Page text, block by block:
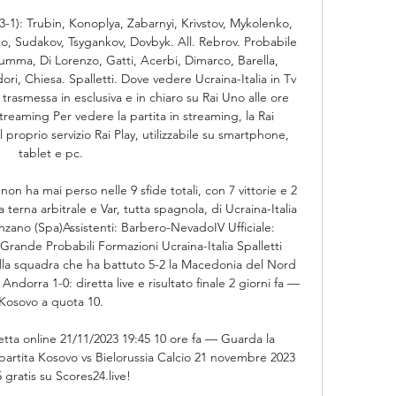
1): Trubin, Konoplya, Zabarnyi, Krivstov, Mykolenko,
Sudakov, Tsygankov, Dovbyk. All. Rebrov. Probabile
Di Lorenzo, Gatti, Acerbi, Dimarco, Barella,
Chiesa. Spalletti. Dove vedere Ucraina-Italia in Tv
in esclusiva e in chiaro su Rai Uno alle ore
Per vedere la partita in streaming, la Rai
servizio Rai Play, utilizzabile su smartphone,
tablet e pc.
ha mai perso nelle 9 sfide totali, con 7 vittorie e 2
terna arbitrale e Var, tutta spagnola, di Ucraina-Italia
(Spa)Assistenti: Barbero-NevadoIV Ufficiale:
Probabili Formazioni Ucraina-Italia Spalletti
squadra che ha battuto 5-2 la Macedonia del Nord
Andorra 1-0: diretta live e risultato finale 2 giorni fa —
a quota 10.
online 21/11/2023 19:45 10 ore fa — Guarda la
Kosovo vs Bielorussia Calcio 21 novembre 2023
gratis su Scores24.live!